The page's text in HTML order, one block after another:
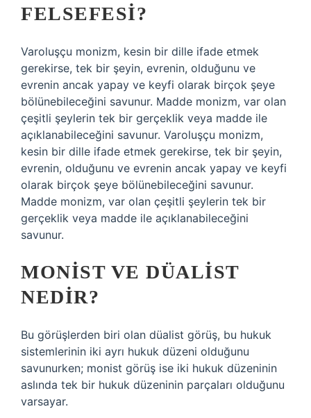
FELSEFESI?
Varoluşçu monizm, kesin bir dille ifade etmek
gerekirse, tek bir şeyin, evrenin, olduğunu ve
evrenin ancak yapay ve keyfi olarak birçok şeye
bölünebileceğini savunur. Madde monizm, var olan
çeşitli şeylerin tek bir gerçeklik veya madde ile
açıklanabileceğini savunur. Varoluşçu monizm,
kesin bir dille ifade etmek gerekirse, tek bir şeyin,
evrenin, olduğunu ve evrenin ancak yapay ve keyfi
olarak birçok şeye bölünebileceğini savunur.
Madde monizm, var olan çeşitli şeylerin tek bir
gerçeklik veya madde ile açıklanabileceğini
savunur.
MONIST VE DÜALIST
NEDIR?
Bu görüşlerden biri olan düalist görüş, bu hukuk
sistemlerinin iki ayrı hukuk düzeni olduğunu
savunurken; monist görüş ise iki hukuk düzeninin
aslında tek bir hukuk düzeninin parçaları olduğunu
varsayar.